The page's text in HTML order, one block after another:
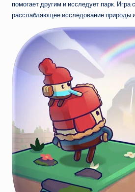
помогает другим и исследует парк. Игра
расслабляющее исследование природы